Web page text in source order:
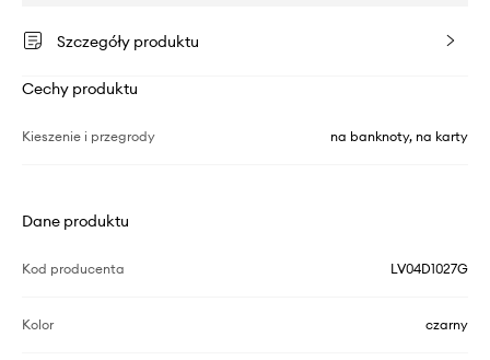
Szczegóły produktu
Cechy produktu
Kieszenie i przegrody na banknoty, na karty
Dane produktu
Kod producenta LV04D1027G
Kolor czarny